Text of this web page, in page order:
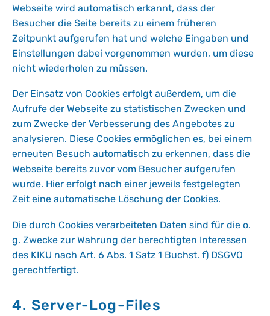
Webseite wird automatisch erkannt, dass der
Besucher die Seite bereits zu einem früheren
Zeitpunkt aufgerufen hat und welche Eingaben und
Einstellungen dabei vorgenommen wurden, um diese
nicht wiederholen zu müssen.
Der Einsatz von Cookies erfolgt außerdem, um die
Aufrufe der Webseite zu statistischen Zwecken und
zum Zwecke der Verbesserung des Angebotes zu
analysieren. Diese Cookies ermöglichen es, bei einem
erneuten Besuch automatisch zu erkennen, dass die
Webseite bereits zuvor vom Besucher aufgerufen
wurde. Hier erfolgt nach einer jeweils festgelegten
Zeit eine automatische Löschung der Cookies.
Die durch Cookies verarbeiteten Daten sind für die o.
g. Zwecke zur Wahrung der berechtigten Interessen
des KIKU nach Art. 6 Abs. 1 Satz 1 Buchst. f) DSGVO
gerechtfertigt.
4. Server-Log-Files